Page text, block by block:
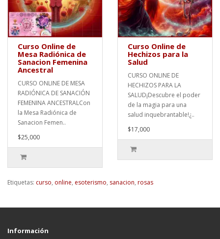
Curso Online de
Mesa Radiónica de
Sanacion Femenina
Ancestral
CURSO ONLINE DE MESA
RADIÓNICA DE SANACIÓN
FEMENINA ANCESTRALCon
la Mesa Radiónica de
Sanacion Femen..
$25,000
Curso Online de
Hechizos para la
Salud
CURSO ONLINE DE
HECHIZOS PARA LA
SALUD¡Descubre el poder
de la magia para una
salud inquebrantable!¿..
$17,000
Etiquetas: curso, online, esoterismo, sanacion, rosas
Información